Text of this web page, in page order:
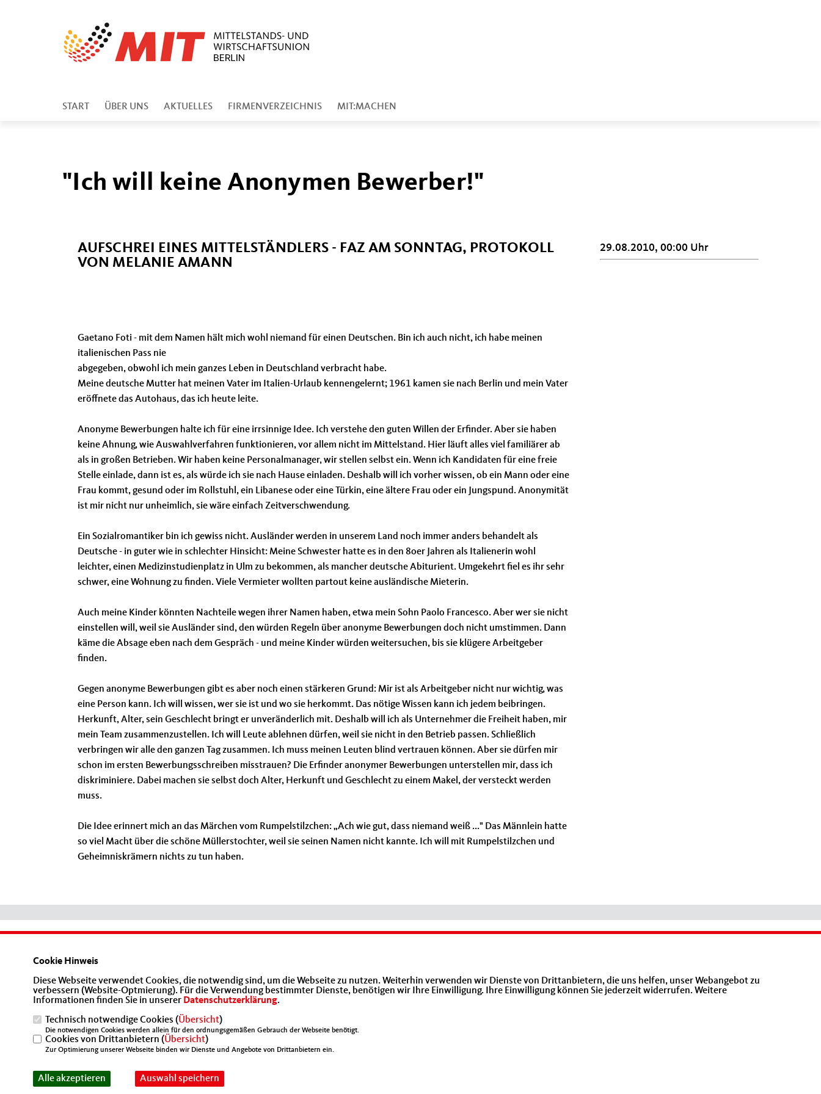
START ÜBER UNS AKTUELLES FIRMENVERZEICHNIS MIT:MACHEN
"Ich will keine Anonymen Bewerber!"
AUFSCHREI EINES MITTELSTÄNDLERS - FAZ AM SONNTAG, PROTOKOLL
VON MELANIE AMANN
Gaetano Foti - mit dem Namen hält mich wohl niemand für einen Deutschen. Bin ich auch nicht, ich habe meinen
italienischen Pass nie
abgegeben, obwohl ich mein ganzes Leben in Deutschland verbracht habe.
Meine deutsche Mutter hat meinen Vater im Italien-Urlaub kennengelernt; 1961 kamen sie nach Berlin und mein Vater
eröffnete das Autohaus, das ich heute leite.
Anonyme Bewerbungen halte ich für eine irrsinnige Idee. Ich verstehe den guten Willen der Erfinder. Aber sie haben
keine Ahnung, wie Auswahlverfahren funktionieren, vor allem nicht im Mittelstand. Hier läuft alles viel familiärer ab
als in großen Betrieben. Wir haben keine Personalmanager, wir stellen selbst ein. Wenn ich Kandidaten für eine freie
Stelle einlade, dann ist es, als würde ich sie nach Hause einladen. Deshalb will ich vorher wissen, ob ein Mann oder eine
Frau kommt, gesund oder im Rollstuhl, ein Libanese oder eine Türkin, eine ältere Frau oder ein Jungspund. Anonymität
ist mir nicht nur unheimlich, sie wäre einfach Zeitverschwendung.
Ein Sozialromantiker bin ich gewiss nicht. Ausländer werden in unserem Land noch immer anders behandelt als
Deutsche - in guter wie in schlechter Hinsicht: Meine Schwester hatte es in den 8oer Jahren als Italienerin wohl
leichter, einen Medizinstudienplatz in Ulm zu bekommen, als mancher deutsche Abiturient. Umgekehrt fiel es ihr sehr
schwer, eine Wohnung zu finden. Viele Vermieter wollten partout keine ausländische Mieterin.
Auch meine Kinder könnten Nachteile wegen ihrer Namen haben, etwa mein Sohn Paolo Francesco. Aber wer sie nicht
einstellen will, weil sie Ausländer sind, den würden Regeln über anonyme Bewerbungen doch nicht umstimmen. Dann
käme die Absage eben nach dem Gespräch - und meine Kinder würden weitersuchen, bis sie klügere Arbeitgeber
finden.
Gegen anonyme Bewerbungen gibt es aber noch einen stärkeren Grund: Mir ist als Arbeitgeber nicht nur wichtig, was
eine Person kann. Ich will wissen, wer sie ist und wo sie herkommt. Das nötige Wissen kann ich jedem beibringen.
Herkunft, Alter, sein Geschlecht bringt er unveränderlich mit. Deshalb will ich als Unternehmer die Freiheit haben, mir
mein Team zusammenzustellen. Ich will Leute ablehnen dürfen, weil sie nicht in den Betrieb passen. Schließlich
verbringen wir alle den ganzen Tag zusammen. Ich muss meinen Leuten blind vertrauen können. Aber sie dürfen mir
schon im ersten Bewerbungsschreiben misstrauen? Die Erfinder anonymer Bewerbungen unterstellen mir, dass ich
diskriminiere. Dabei machen sie selbst doch Alter, Herkunft und Geschlecht zu einem Makel, der versteckt werden
muss.
Die Idee erinnert mich an das Märchen vom Rumpelstilzchen: „Ach wie gut, dass niemand weiß ..." Das Männlein hatte
so viel Macht über die schöne Müllerstochter, weil sie seinen Namen nicht kannte. Ich will mit Rumpelstilzchen und
Geheimniskrämern nichts zu tun haben.
29.08.2010, 00:00 Uhr
Wirtschaftsunion Berlin
IMPRESSUM DATENSCHUTZ
@2026 Mittelstands- und Wirtschaftsunion Berlin
Alle Rechte vorbehalten.
Cookie Hinweis
Diese Webseite verwendet Cookies, die notwendig sind, um die Webseite zu nutzen. Weiterhin verwenden wir Dienste von Drittanbietern, die uns helfen, unser Webangebot zu
verbessern (Website-Optmierung). Für die Verwendung bestimmter Dienste, benötigen wir Ihre Einwilligung. Ihre Einwilligung können Sie jederzeit widerrufen. Weitere
Informationen finden Sie in unserer Datenschutzerklärung.
Technisch notwendige Cookies (Übersicht)
Die notwendigen Cookies werden allein für den ordnungsgemäßen Gebrauch der Webseite benötigt.
Cookies von Drittanbietern (Übersicht)
Zur Optimierung unserer Webseite binden wir Dienste und Angebote von Drittanbietern ein.
Alle akzeptieren Auswahl speichern